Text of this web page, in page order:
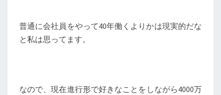
普通に会社員をやって40年働くよりかは現実的だな
と私は思ってます。
なので、現在進行形で好きなことをしながら4000万